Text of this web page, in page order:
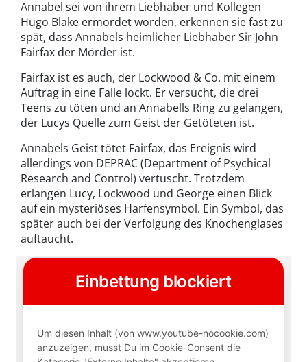
Annabel sei von ihrem Liebhaber und Kollegen
Hugo Blake ermordet worden, erkennen sie fast zu
spät, dass Annabels heimlicher Liebhaber Sir John
Fairfax der Mörder ist.
Fairfax ist es auch, der Lockwood & Co. mit einem
Auftrag in eine Falle lockt. Er versucht, die drei
Teens zu töten und an Annabells Ring zu gelangen,
der Lucys Quelle zum Geist der Getöteten ist.
Annabels Geist tötet Fairfax, das Ereignis wird
allerdings von DEPRAC (Department of Psychical
Research and Control) vertuscht. Trotzdem
erlangen Lucy, Lockwood und George einen Blick
auf ein mysteriöses Harfensymbol. Ein Symbol, das
später auch bei der Verfolgung des Knochenglases
auftaucht.